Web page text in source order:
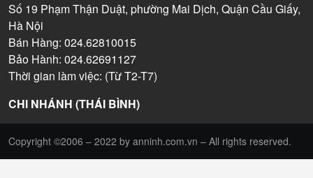
Số 19 Phạm Thận Duật, phường Mai Dịch, Quận Cầu Giấy,
Hà Nội
Bán Hàng: 024.62810015
Bảo Hành: 024.62691127
Thời gian làm việc: (Từ T2-T7)
CHI NHÁNH (THÁI BÌNH)
Copyright ©2006 – 2022 by anninh.com.vn – All rights reserved.